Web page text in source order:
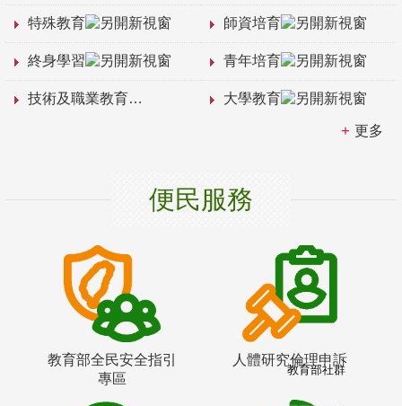
特殊教育 師資培育
終身學習 青年培育
技術及職業教育 大學教育
更多
便民服務
教育部全民安全指引
專區
人體研究倫理申訴
教育部社群